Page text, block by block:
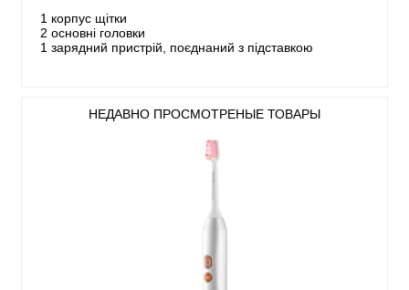
1 корпус щітки
2 основні головки
1 зарядний пристрій, поєднаний з підставкою
НЕДАВНО ПРОСМОТРЕНЫЕ ТОВАРЫ